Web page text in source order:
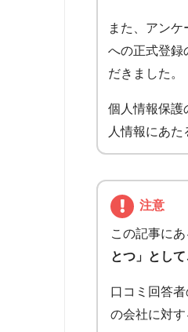
また、アン
への正式登録
だきました。
個人情報保護
人情報にあた
注意
この記事に
とつ」として
口コミ回答
の会社に対す